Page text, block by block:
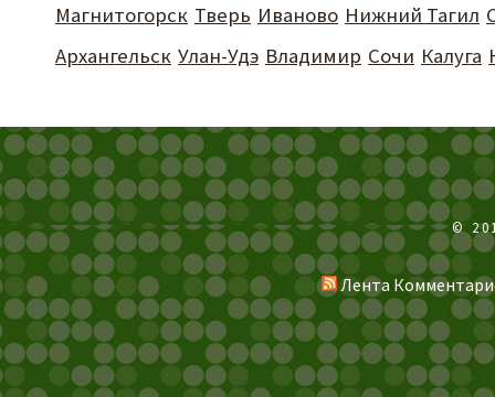
Магнитогорск Тверь Иваново Нижний Тагил
Архангельск Улан-Удэ Владимир Сочи Калуга
©
Лента